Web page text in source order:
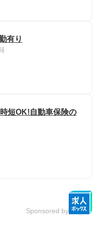
有り
短OK!自動車保険の
Sponsored by